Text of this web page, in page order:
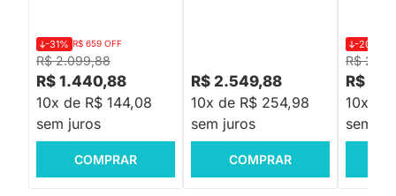
R$ 2.099,88
-31% R$ 659 OFF
R$ 1.440,88
10x de R$ 144,08
sem juros
COMPRAR
R$ 2.549,88
10x de R$ 254,98
sem juros
COMPRAR
R$
-20%
R$
10x de
sem